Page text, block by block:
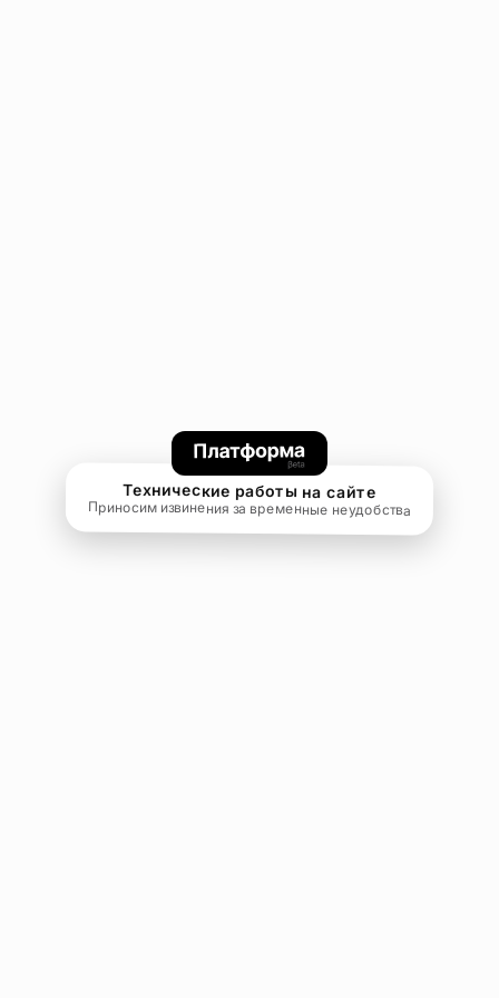
Технические работы на сайте
Приносим извинения за временные неудобства